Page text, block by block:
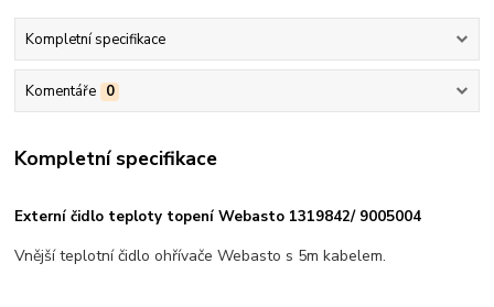
Kompletní specifikace
Komentáře 0
Kompletní specifikace
Externí čidlo teploty topení Webasto 1319842/ 9005004
Vnější teplotní čidlo ohřívače Webasto s 5m kabelem.